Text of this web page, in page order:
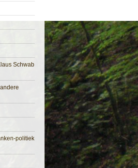
Schwab
politiek